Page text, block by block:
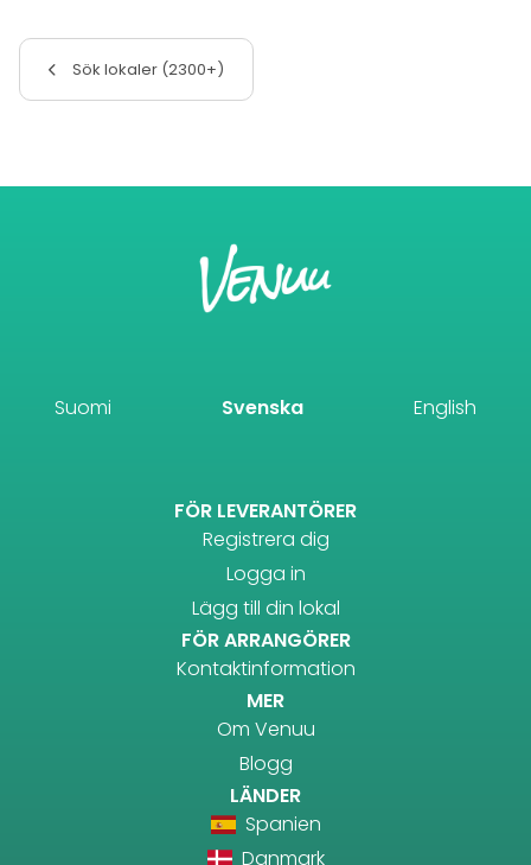
Sök lokaler (2300+)
Suomi Svenska English
FÖR LEVERANTÖRER
Registrera dig
Logga in
Lägg till din lokal
FÖR ARRANGÖRER
Kontaktinformation
MER
Om Venuu
Blogg
LÄNDER
Spanien
Danmark